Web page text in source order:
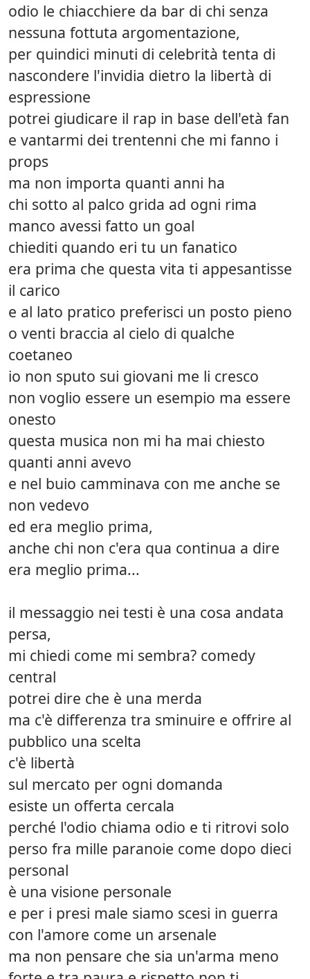
odio le chiacchiere da bar di chi senza
nessuna fottuta argomentazione,
per quindici minuti di celebrità tenta di
nascondere l'invidia dietro la libertà di
espressione
potrei giudicare il rap in base dell'età fan
e vantarmi dei trentenni che mi fanno i
props
ma non importa quanti anni ha
chi sotto al palco grida ad ogni rima
manco avessi fatto un goal
chiediti quando eri tu un fanatico
era prima che questa vita ti appesantisse
il carico
e al lato pratico preferisci un posto pieno
o venti braccia al cielo di qualche
coetaneo
io non sputo sui giovani me li cresco
non voglio essere un esempio ma essere
onesto
questa musica non mi ha mai chiesto
quanti anni avevo
e nel buio camminava con me anche se
non vedevo
ed era meglio prima,
anche chi non c'era qua continua a dire
era meglio prima...
il messaggio nei testi è una cosa andata
persa,
mi chiedi come mi sembra? comedy
central
potrei dire che è una merda
ma c'è differenza tra sminuire e offrire al
pubblico una scelta
c'è libertà
sul mercato per ogni domanda
esiste un offerta cercala
perché l'odio chiama odio e ti ritrovi solo
perso fra mille paranoie come dopo dieci
personal
è una visione personale
e per i presi male siamo scesi in guerra
con l'amore come un arsenale
ma non pensare che sia un'arma meno